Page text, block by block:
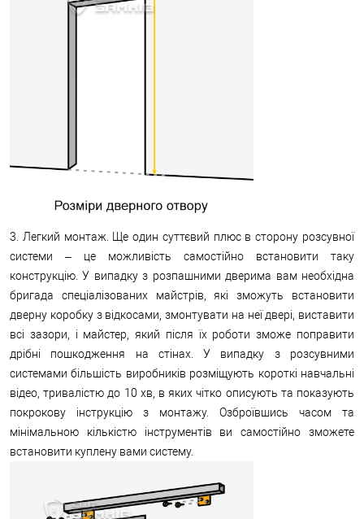
3. Легкий монтаж. Ще один суттєвий плюс в сторону розсувної
системи – це можливість самостійно встановити таку
конструкцію. У випадку з розпашними дверима вам необхідна
бригада спеціалізованих майстрів, які зможуть встановити
дверну коробку з відкосами, змонтувати на неї двері, виставити
всі зазори, і майстер, який після їх роботи зможе поправити
дрібні пошкодження на стінах. У випадку з розсувними
системами більшість виробників розміщують короткі навчальні
відео, тривалістю до 10 хв, в яких чітко описують та показують
покрокову інструкцію з монтажу. Озброївшись часом та
мінімальною кількістю інструментів ви самостійно зможете
встановити куплену вами систему.